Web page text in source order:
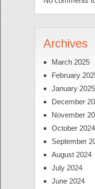
Archives
March 2025
February
January 2025
December
November
October 2024
September
August 2024
July 2024
June 2024